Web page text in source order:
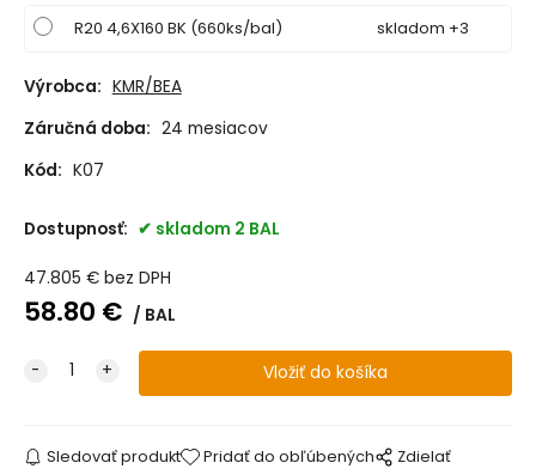
R20 4,6X160 BK (660ks/bal) skladom +3
Výrobca: KMR/BEA
Záručná doba: 24 mesiacov
Kód: K07
Dostupnosť: skladom 2 BAL
47.805 € bez DPH
58.80 € BAL
Sledovať produkt Pridať do obľúbených Zdielať